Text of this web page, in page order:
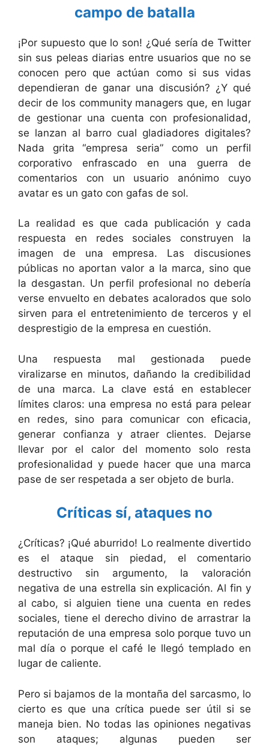
campo de batalla
¡Por supuesto que lo son! ¿Qué sería de Twitter
sin sus peleas diarias entre usuarios que no se
conocen pero que actúan como si sus vidas
dependieran de ganar una discusión? ¿Y qué
decir de los community managers que, en lugar
de gestionar una cuenta con profesionalidad,
se lanzan al barro cual gladiadores digitales?
Nada grita “empresa seria” como un perfil
corporativo enfrascado en una guerra de
comentarios con un usuario anónimo cuyo
avatar es un gato con gafas de sol.
La realidad es que cada publicación y cada
respuesta en redes sociales construyen la
imagen de una empresa. Las discusiones
públicas no aportan valor a la marca, sino que
la desgastan. Un perfil profesional no debería
verse envuelto en debates acalorados que solo
sirven para el entretenimiento de terceros y el
desprestigio de la empresa en cuestión.
Una respuesta mal gestionada puede
viralizarse en minutos, dañando la credibilidad
de una marca. La clave está en establecer
límites claros: una empresa no está para pelear
en redes, sino para comunicar con eficacia,
generar confianza y atraer clientes. Dejarse
llevar por el calor del momento solo resta
profesionalidad y puede hacer que una marca
pase de ser respetada a ser objeto de burla.
Críticas sí, ataques no
¿Críticas? ¡Qué aburrido! Lo realmente divertido
es el ataque sin piedad, el comentario
destructivo sin argumento, la valoración
negativa de una estrella sin explicación. Al fin y
al cabo, si alguien tiene una cuenta en redes
sociales, tiene el derecho divino de arrastrar la
reputación de una empresa solo porque tuvo un
mal día o porque el café le llegó templado en
lugar de caliente.
Pero si bajamos de la montaña del sarcasmo, lo
cierto es que una crítica puede ser útil si se
maneja bien. No todas las opiniones negativas
son ataques; algunas pueden ser